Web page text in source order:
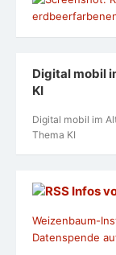
Digital mobil
KI
Digital mobil im
Thema KI
Infos
Weizenbaum-
Datenspende